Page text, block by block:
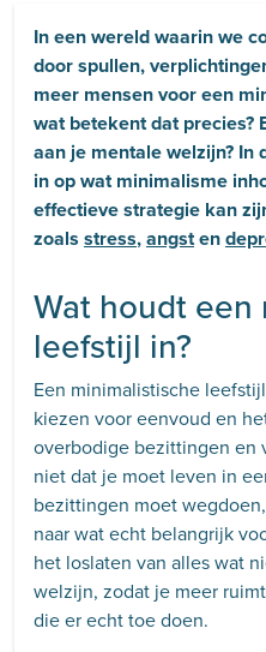
In een wereld waarin we
door spullen,
meer mensen voor een
wat betekent dat precies?
aan je mentale welzijn? In
in op wat minimalisme
effectieve strategie kan
zoals stress,angsten
Wat houdt
leefstijl in?
Een minimalistische
kiezen voor eenvoud en
overbodige bezittingen
niet dat je moet leven in
bezittingen moet
naar wat echt belangrijk
het loslaten van alles wat
welzijn, zodat je meer
die er echt toe doen.